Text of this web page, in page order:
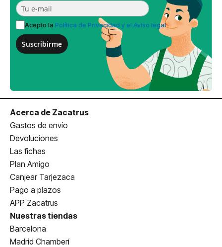
Acepto la Política de Privacidad y el Aviso legal
Suscribirme
Acerca de Zacatrus
Gastos de envío
Devoluciones
Las fichas
Plan Amigo
Canjear Tarjezaca
Pago a plazos
APP Zacatrus
Nuestras tiendas
Barcelona
Madrid Chamberí